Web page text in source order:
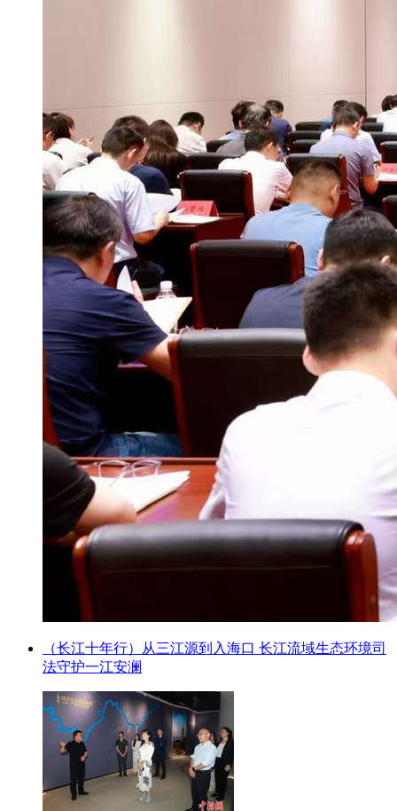
（长江十年行）从三江源到入海口 长江流域生态环境司
法守护一江安澜